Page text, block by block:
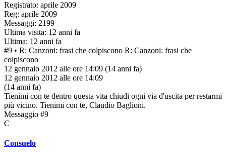
Registrato: aprile 2009
Reg: aprile 2009
Messaggi: 2199
Ultima visita: 12 anni fa
Ultima: 12 anni fa
#9 • R: Canzoni: frasi che colpiscono R: Canzoni: frasi che
colpiscono
12 gennaio 2012 alle ore 14:09 (14 anni fa)
12 gennaio 2012 alle ore 14:09
(14 anni fa)
Tienimi con te dentro questa vita chiudi ogni via d'uscita per restarmi
più vicino. Tienimi con te, Claudio Baglioni.
Messaggio #9
C
Consuelo